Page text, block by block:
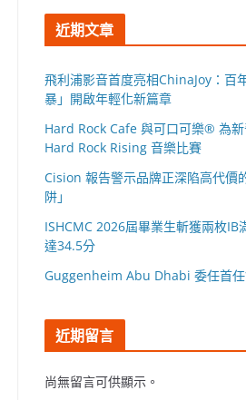
近期文章
飛利浦影音首度亮相ChinaJoy：百
暴」開啟年輕化新篇章
Hard Rock Cafe 與可口可樂® 為
Hard Rock Rising 音樂比賽
Cision 報告警示品牌正深陷高代價
阱」
ISHCMC 2026屆畢業生斬獲兩枚IB
達34.5分
Guggenheim Abu Dhabi 委任首
近期留言
尚無留言可供顯示。